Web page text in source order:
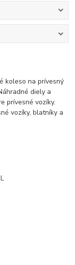
koleso na prívesný
diely a
prívesné vozíky.
vozíky, blatníky a